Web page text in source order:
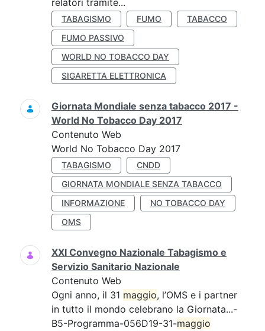
relatori tramite...
TABAGISMO FUMO
TABACCO
FUMO PASSIVO
WORLD NO TOBACCO DAY
SIGARETTA ELETTRONICA
Giornata Mondiale senza tabacco 2017 -
World No Tobacco Day 2017
Contenuto Web
World No Tobacco Day 2017
TABAGISMO
CNDD
GIORNATA MONDIALE SENZA TABACCO
INFORMAZIONE
NO TOBACCO DAY
OMS
XXI Convegno Nazionale Tabagismo e
Servizio Sanitario Nazionale
Contenuto Web
Ogni anno, il 31 maggio, l’OMS e i partner
in tutto il mondo celebrano la Giornata...-
B5-Programma-056D19-31-maggio